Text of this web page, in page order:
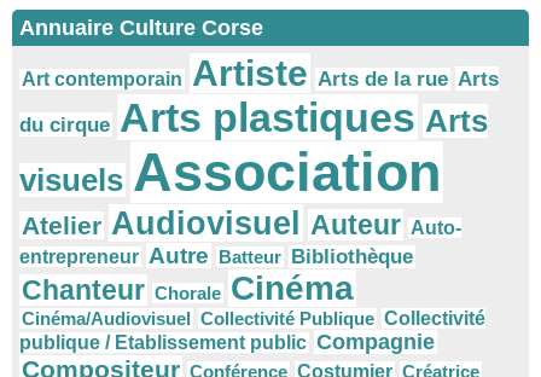
Annuaire Culture Corse
Art contemporain Artiste Arts de la rue Arts
du cirque Arts plastiques Arts
visuels Association
Atelier Audiovisuel Auteur Auto-
entrepreneur Autre Batteur Bibliothèque
Chanteur Chorale Cinéma
Cinéma/Audiovisuel Collectivité Publique Collectivité
publique / Etablissement public Compagnie
Compositeur Conférence Costumier Créatrice